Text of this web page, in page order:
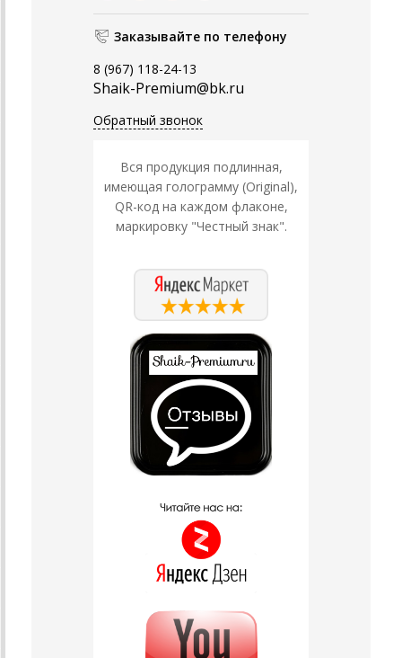
Заказывайте по телефону
8 (967) 118-24-13
Shaik-Premium@bk.ru
Обратный звонок
Вся продукция подлинная,
имеющая голограмму (Original),
QR-код на каждом флаконе,
маркировку "Честный знак".